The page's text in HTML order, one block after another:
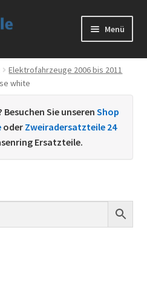
Menü
Elektrofahrzeuge 2006 bis 2011
white
Sie unseren Shop
oder Zweiradersatzteile 24
Ersatzteile.